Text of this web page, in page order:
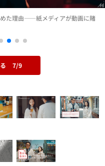
た理由——紙メディアが動画に賭
7/9